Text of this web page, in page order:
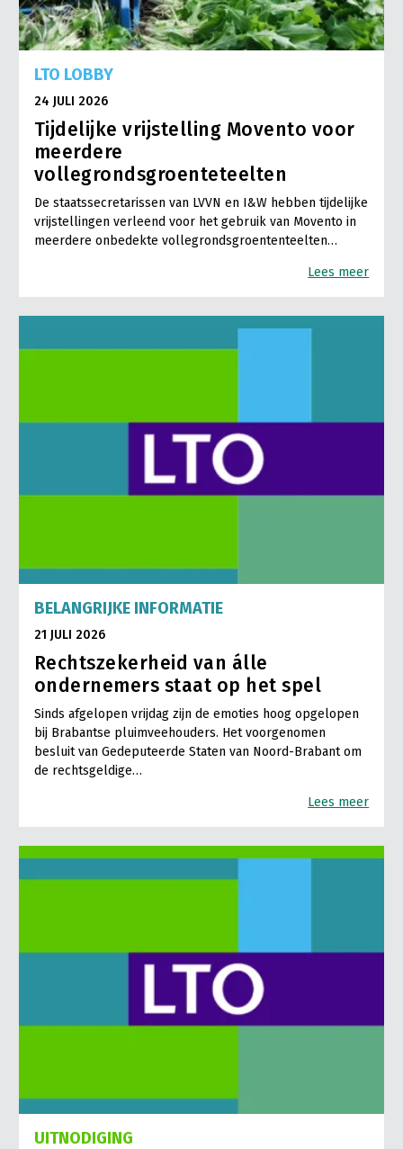
LTO LOBBY
24 JULI 2026
Tijdelijke vrijstelling Movento voor
meerdere
vollegrondsgroenteteelten
De staatssecretarissen van LVVN en I&W hebben tijdelijke
vrijstellingen verleend voor het gebruik van Movento in
meerdere onbedekte vollegrondsgroententeelten…
Lees meer
BELANGRIJKE INFORMATIE
21 JULI 2026
Rechtszekerheid van álle
ondernemers staat op het spel
Sinds afgelopen vrijdag zijn de emoties hoog opgelopen
bij Brabantse pluimveehouders. Het voorgenomen
besluit van Gedeputeerde Staten van Noord-Brabant om
de rechtsgeldige…
Lees meer
UITNODIGING